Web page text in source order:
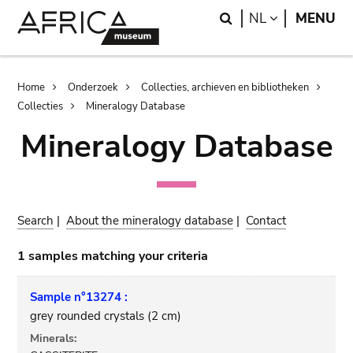
Search
NL LANGUAGE
MENU
Breadcrumb
Home Onderzoek
Collecties, archieven en bibliotheken
Collecties
Mineralogy Database
Mineralogy Database
Search |About the mineralogy database | Contact
1 samples matching your criteria
Sample n°13274 :
grey rounded crystals (2 cm)
Minerals: